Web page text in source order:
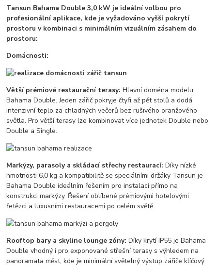
Tansun Bahama Double 3,0 kW je ideální volbou pro
profesionální aplikace, kde je vyžadováno vyšší pokrytí
prostoru v kombinaci s minimálním vizuálním zásahem do
prostoru:
Domácnosti:
Větší prémiové restaurační terasy: Hlavní doména modelu
Bahama Double. Jeden zářič pokryje čtyři až pět stolů a dodá
intenzivní teplo za chladných večerů bez rušivého oranžového
světla. Pro větší terasy lze kombinovat více jednotek Double nebo
Double a Single.
Markýzy, parasoly a skládací střechy restaurací: Díky nízké
hmotnosti 6,0 kg a kompatibilitě se speciálními držáky Tansun je
Bahama Double ideálním řešením pro instalaci přímo na
konstrukci markýzy. Řešení oblíbené prémiovými hotelovými
řetězci a luxusními restauracemi po celém světě.
Rooftop bary a skyline lounge zóny: Díky krytí IP55 je Bahama
Double vhodný i pro exponované střešní terasy s výhledem na
panoramata měst, kde je minimální světelný výstup zářiče klíčový